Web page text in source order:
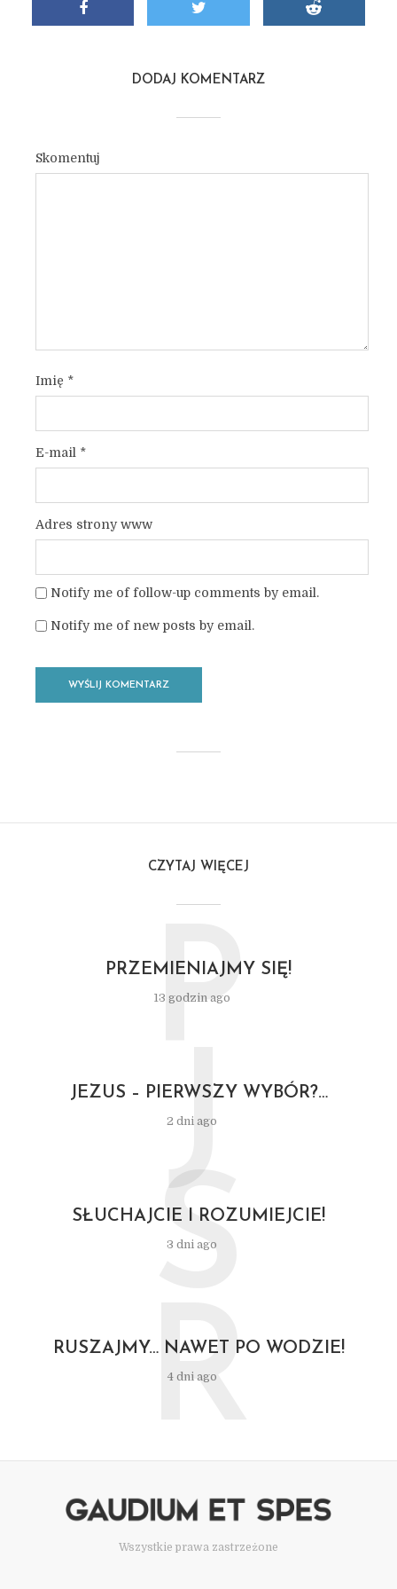
DODAJ KOMENTARZ
Skomentuj
Imię *
E-mail *
Adres strony www
Notify me of follow-up comments by email.
Notify me of new posts by email.
CZYTAJ WIĘCEJ
PRZEMIENIAJMY SIĘ!
13 godzin ago
P
JEZUS – PIERWSZY WYBÓR?…
2 dni ago
J
SŁUCHAJCIE I ROZUMIEJCIE!
3 dni ago
S
RUSZAJMY… NAWET PO WODZIE!
4 dni ago
R
Wszystkie prawa zastrzeżone